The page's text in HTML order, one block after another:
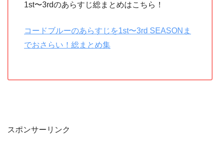
1st〜3rdのあらすじ総まとめはこちら！
コードブルーのあらすじを1st〜3rd SEASONま
でおさらい！総まとめ集
スポンサーリンク